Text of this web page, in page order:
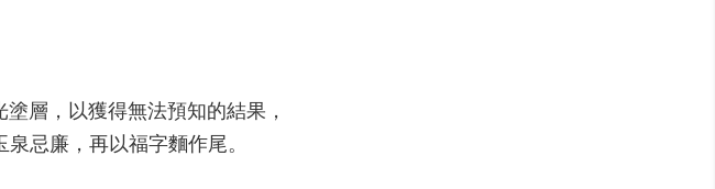
層，以獲得無法預知的結果，
忌廉，再以福字麵作尾。